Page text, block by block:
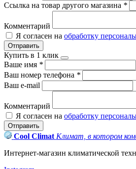
Ссылка на товар другого магазина *
Комментарий
Я согласен на обработку
Отправить
Купить в 1 клик
Ваше имя *
Ваш номер телефона *
Ваш e-mail
Комментарий
Я согласен на обработку
Отправить
Cool Climat Климат, в котором
Интернет-магазин климатической